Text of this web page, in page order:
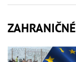
ZAHRANIČNÉ